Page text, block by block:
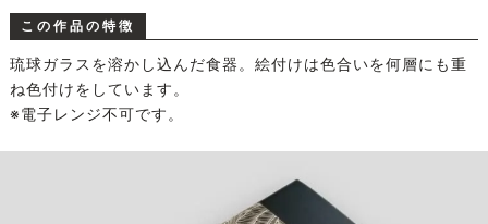
この作品の特徴
琉球ガラスを溶かし込んだ食器。絵付けは色合いを何層にも重
ね色付けをしています。
※電子レンジ不可です。